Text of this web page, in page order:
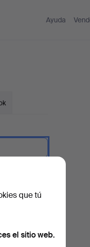
Ayuda
que tú
el sitio web.